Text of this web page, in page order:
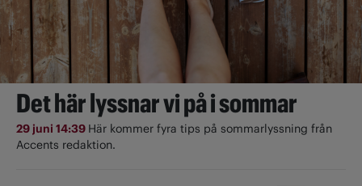
Det här lyssnar vi på i sommar
29 juni 14:39 Här kommer fyra tips på sommarlyssning från
Accents redaktion.